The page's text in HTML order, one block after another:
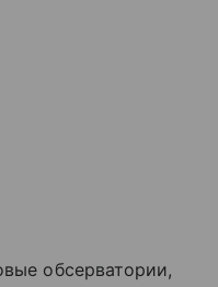
обсерватории,